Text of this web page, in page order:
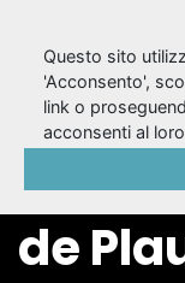
Le
de
Questo sito
'Acconsento',
link o
acconsenti al